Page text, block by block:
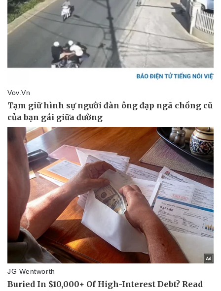
Thể thao
Bóng đá
Lịch thi đấu bóng đá
Thế giới thể thao
eSports
Hậu trường
Ô tô - Xe máy
Xe máy